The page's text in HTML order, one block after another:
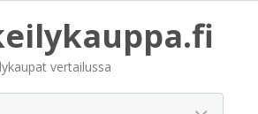
vertailussa